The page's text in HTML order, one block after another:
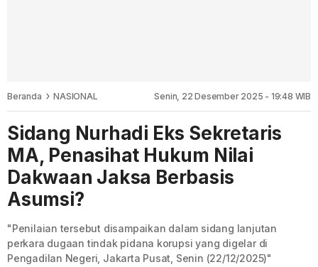
Beranda NASIONAL Senin, 22 Desember 2025 - 19:48 WIB
Sidang Nurhadi Eks Sekretaris
MA, Penasihat Hukum Nilai
Dakwaan Jaksa Berbasis
Asumsi?
"Penilaian tersebut disampaikan dalam sidang lanjutan
perkara dugaan tindak pidana korupsi yang digelar di
Pengadilan Negeri, Jakarta Pusat, Senin (22/12/2025)"